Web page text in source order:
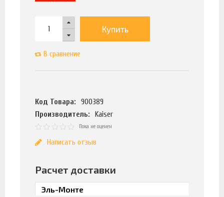
Купить
В сравнение
Код Товара:
900389
Производитель:
Kaiser
Пока не оценен
Написать отзыв
Расчет доставки